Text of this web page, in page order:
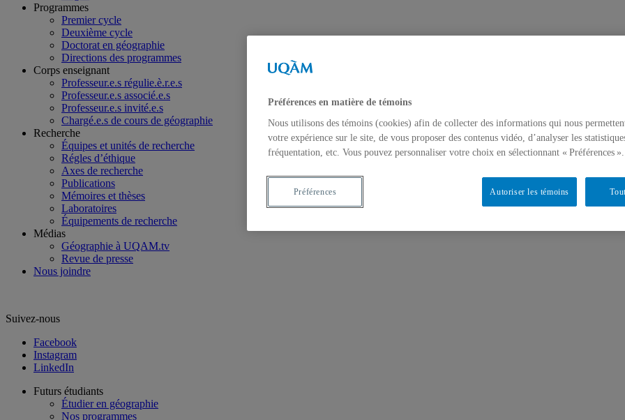
Programmes
Premier cycle
Deuxième cycle
Doctorat en géographie
Directions des programmes
Corps enseignant
Professeur.e.s régulie.è.r.e.s
Professeur.e.s associé.e.s
Professeur.e.s invité.e.s
Chargé.e.s de cours de géographie
Recherche
Équipes et unités de recherche
Régles d’éthique
Axes de recherche
Publications
Mémoires et thèses
Laboratoires
Équipements de recherche
Médias
Géographie à UQAM.tv
Revue de presse
Nous joindre
Suivez-nous
Facebook
Instagram
LinkedIn
Futurs étudiants
Étudier en géographie
Nos programmes
Préférences en matière de témoins
Nous utilisons des témoins (cookies) afin de collecter des informations qui nous
votre expérience sur le site, de vous proposer des contenus vidéo, d’analyser les
fréquentation, etc. Vous pouvez personnaliser votre choix en sélectionnant « Préférences ».
Autoriser les témoins
Préférences